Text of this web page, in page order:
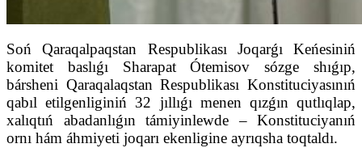
Soń Qaraqalpaqstan Respublikası Joqarǵı Keńesiniń
komitet baslıǵı Sharapat Ótemisov sózge shıǵıp,
bársheni Qaraqalaqstan Respublikası Konstituciyasınıń
qabıl etilgenliginiń 32 jıllıǵı menen qızǵın qutlıqlap,
xalıqtıń abadanlıǵın támiyinlewde – Konstituciyanıń
ornı hám áhmiyeti joqarı ekenligine ayrıqsha toqtaldı.